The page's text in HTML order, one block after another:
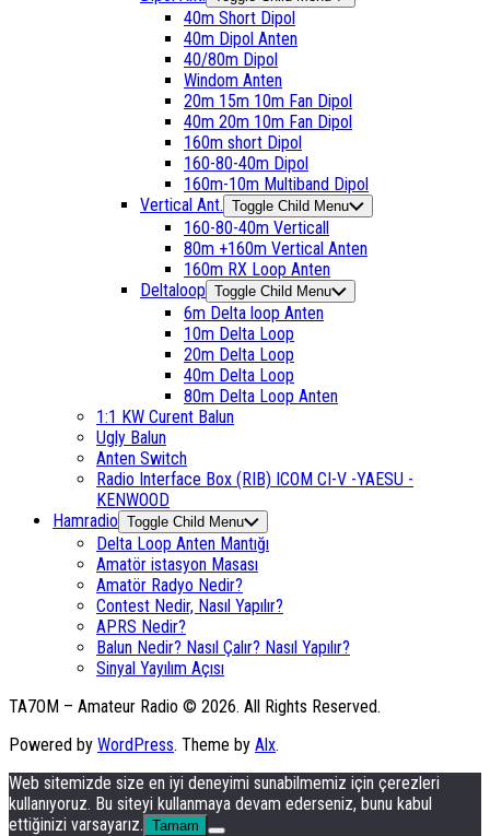
40m Short Dipol
40m Dipol Anten
40/80m Dipol
Windom Anten
20m 15m 10m Fan Dipol
40m 20m 10m Fan Dipol
160m short Dipol
160-80-40m Dipol
160m-10m Multiband Dipol
Vertical Ant. Toggle Child Menu
160-80-40m Verticall
80m +160m Vertical Anten
160m RX Loop Anten
Deltaloop Toggle Child Menu
6m Delta loop Anten
10m Delta Loop
20m Delta Loop
40m Delta Loop
80m Delta Loop Anten
1:1 KW Curent Balun
Ugly Balun
Anten Switch
Radio Interface Box (RIB) ICOM CI-V -YAESU -
KENWOOD
Hamradio Toggle Child Menu
Delta Loop Anten Mantığı
Amatör istasyon Masası
Amatör Radyo Nedir?
Contest Nedir, Nasıl Yapılır?
APRS Nedir?
Balun Nedir? Nasıl Çalır? Nasıl Yapılır?
Sinyal Yayılım Açısı
TA7OM – Amateur Radio © 2026. All Rights Reserved.
Powered by WordPress. Theme by Alx.
Web sitemizde size en iyi deneyimi sunabilmemiz için çerezleri
kullanıyoruz. Bu siteyi kullanmaya devam ederseniz, bunu kabul
ettiğinizi varsayarız. Tamam